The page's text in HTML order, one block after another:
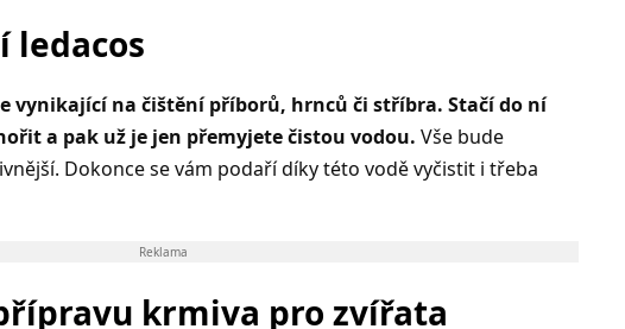
ledacos
vynikající na čištění příborů, hrnců či stříbra. Stačí do ní
a pak už je jen přemyjete čistou vodou. Vše bude
Dokonce se vám podaří díky této vodě vyčistit i třeba
Reklama
krmiva pro zvířata